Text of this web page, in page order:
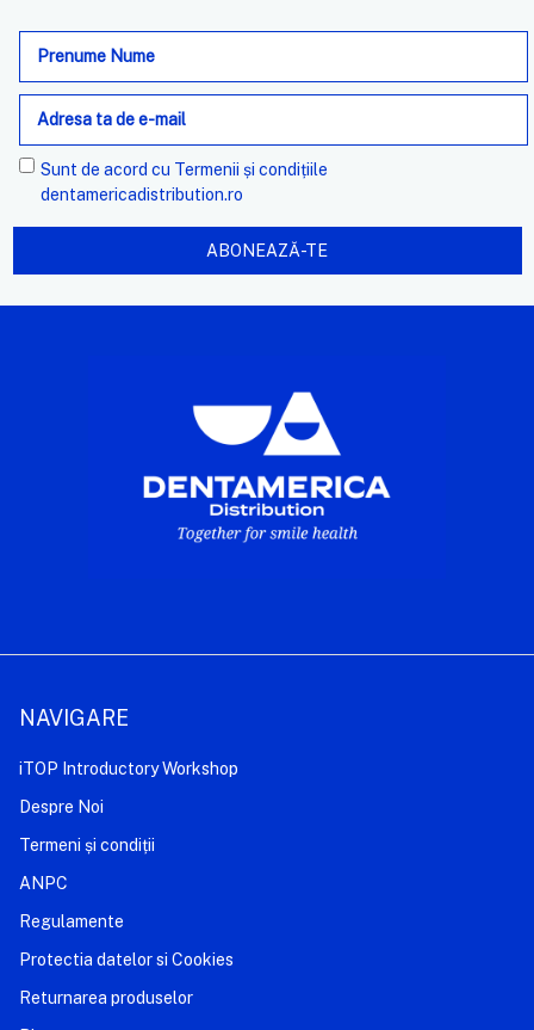
Adresa
e-
mail
Sunt de acord cu Termenii și condițiile
dentamericadistribution.ro
NAVIGARE
iTOP Introductory Workshop
Despre Noi
Termeni și condiții
ANPC
Regulamente
Protectia datelor si Cookies
Returnarea produselor